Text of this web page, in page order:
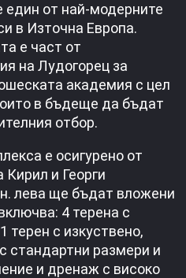
от най-модерните
в Източна Европа.
е част от
на Лудогорец за
академия с цел
в бъдеще да бъдат
отбор.
е осигурено от
Кирил и Георги
лева ще бъдат вложени
4 терена с
терен с изкуствено,
стандартни размери и
и дренаж с високо